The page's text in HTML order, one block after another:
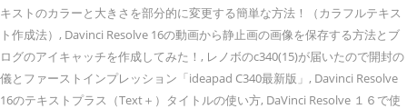
キストのカラーと大きさを部分的に変更する簡単な方法！（カラフルテキス
ト作成法）, Davinci Resolve 16の動画から静止画の画像を保存する方法とブ
ログのアイキャッチを作成してみた！, レノボのc340(15)が届いたので開封の
儀とファーストインプレッション「ideapad C340最新版」, Davinci Resolve
16のテキストプラス（Text＋）タイトルの使い方, DaVinci Resolve １６で使